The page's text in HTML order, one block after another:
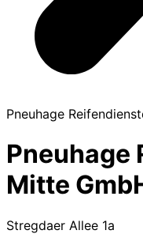
Pneuhage
Pneuhage
Mitte
Stregdaer Allee 1a